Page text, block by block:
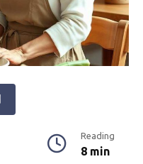
Reading
8 min